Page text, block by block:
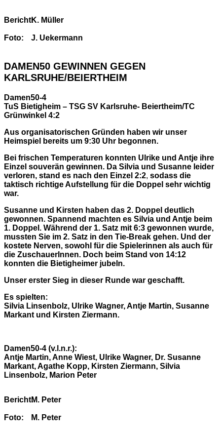
Bericht:
Foto:
K. Müller
J. Uekermann
DAMEN50 GEWINNEN GEGEN
KARLSRUHE/BEIERTHEIM
Damen50-4
TuS Bietigheim – TSG SV Karlsruhe- Beiertheim/TC
Grünwinkel 4:2
Aus organisatorischen Gründen haben wir unser
Heimspiel bereits um 9:30 Uhr begonnen.
Bei frischen Temperaturen konnten Ulrike und Antje ihre
Einzel souverän gewinnen. Da Silvia und Susanne leider
verloren, stand es nach den Einzel 2:2, sodass die
taktisch richtige Aufstellung für die Doppel sehr wichtig
war.
Susanne und Kirsten haben das 2. Doppel deutlich
gewonnen. Spannend machten es Silvia und Antje beim
1. Doppel. Während der 1. Satz mit 6:3 gewonnen wurde,
mussten Sie im 2. Satz in den Tie-Break gehen. Und der
kostete Nerven, sowohl für die Spielerinnen als auch für
die ZuschauerInnen. Doch beim Stand von 14:12
konnten die Bietigheimer jubeln.
Unser erster Sieg in dieser Runde war geschafft.
Es spielten:
Silvia Linsenbolz, Ulrike Wagner, Antje Martin, Susanne
Markant und Kirsten Ziermann.
Damen50-4 (v.l.n.r.):
Antje Martin, Anne Wiest, Ulrike Wagner, Dr. Susanne
Markant, Agathe Kopp, Kirsten Ziermann, Silvia
Linsenbolz, Marion Peter
Bericht:
Foto:
M. Peter
M. Peter